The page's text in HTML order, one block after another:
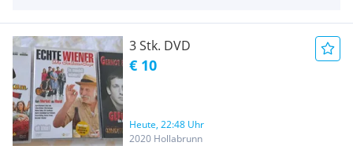
3 Stk. DVD
€ 10
Heute, 22:48 Uhr
2020 Hollabrunn